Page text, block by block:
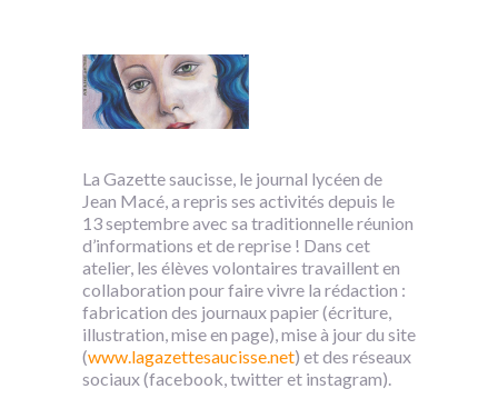
La Gazette saucisse, le journal lycéen de
Jean Macé, a repris ses activités depuis le
13 septembre avec sa traditionnelle réunion
d’informations et de reprise ! Dans cet
atelier, les élèves volontaires travaillent en
collaboration pour faire vivre la rédaction :
fabrication des journaux papier (écriture,
illustration, mise en page), mise à jour du site
(www.lagazettesaucisse.net) et des réseaux
sociaux (facebook, twitter et instagram).